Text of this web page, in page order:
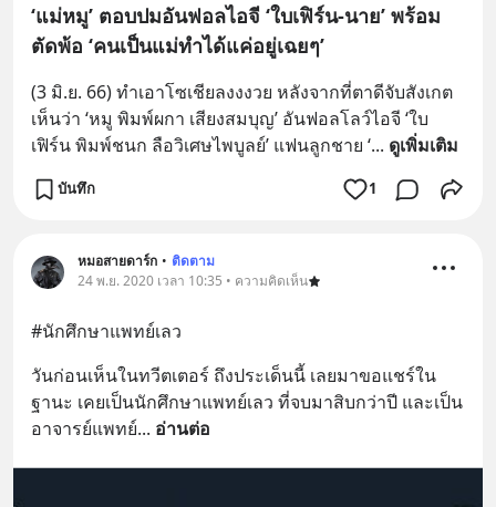
‘แม่หมู’ ตอบปมอันฟอลไอจี ‘ใบเฟิร์น-นาย’ พร้อม
ตัดพ้อ ‘คนเป็นแม่ทำได้แค่อยู่เฉยๆ’
(3 มิ.ย. 66) ทำเอาโซเชียลงงงวย หลังจากที่ตาดีจับสังเกต
เห็นว่า ‘หมู พิมพ์ผกา เสียงสมบุญ’ อันฟอลโลว์ไอจี ‘ใบ
เฟิร์น พิมพ์ชนก ลือวิเศษไพบูลย์’ แฟนลูกชาย ‘... ดูเพิ่มเติม
บันทึก 1
หมอสายดาร์ก • ติดตาม
24 พ.ย. 2020 เวลา 10:35 • ความคิดเห็น
#นักศึกษาแพทย์เลว
วันก่อนเห็นในทวีตเตอร์ ถึงประเด็นนี้ เลยมาขอแชร์ใน
ฐานะ เคยเป็นนักศึกษาแพทย์เลว ที่จบมาสิบกว่าปี และเป็น
อาจารย์แพทย์... อ่านต่อ